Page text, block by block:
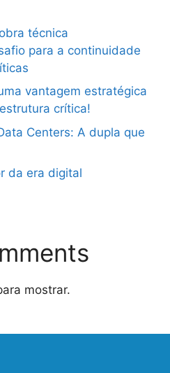
técnica
para a continuidade
vantagem estratégica
crítica!
Centers: A dupla que
da era digital
mostrar.